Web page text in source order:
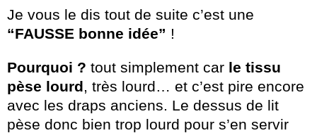
Je vous le dis tout de suite c’est une
“FAUSSE bonne idée” !
Pourquoi ? tout simplement car le tissu
pèse lourd, très lourd… et c’est pire encore
avec les draps anciens. Le dessus de lit
pèse donc bien trop lourd pour s’en servir